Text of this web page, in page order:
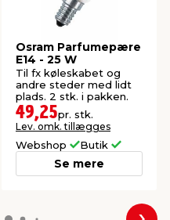
Osram Parfumepære
E14 - 25 W
Til fx køleskabet og
andre steder med lidt
plads. 2 stk. i pakken.
49,25pr. stk.
Lev. omk. tillægges
Webshop Butik
Se mere